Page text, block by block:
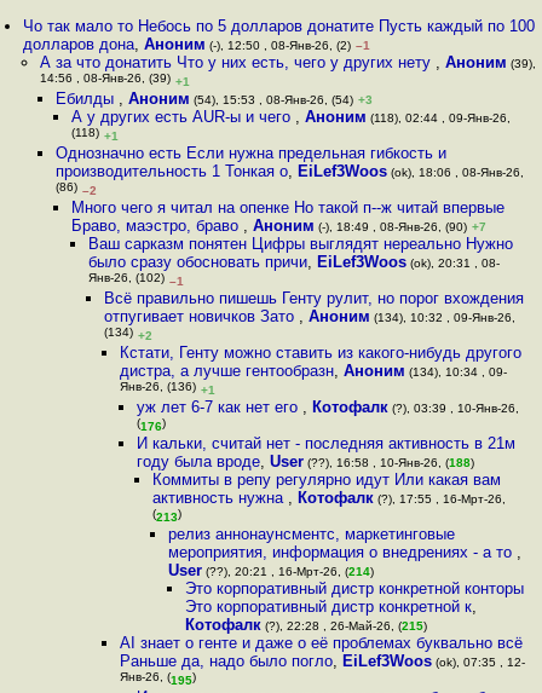
Чо так мало то Небось по 5 долларов донатите Пусть каждый по 100
долларов дона,Аноним (-), 12:50 , 08-Янв-26, (2) –1
А за что донатить Что у них есть, чего у других нету , Аноним (39),
14:56 , 08-Янв-26, (39) +1
Ебилды , Аноним (54), 15:53 , 08-Янв-26, (54) +3
А у других есть AUR-ы и чего ,Аноним (118), 02:44 , 09-Янв-26,
(118) +1
Однозначно есть Если нужна предельная гибкость и
производительность 1 Тонкая о, EiLef3Woos(ok), 18:06 , 08-Янв-26,
(86) –2
Много чего я читал на опенке Но такой п--ж читай впервые
Браво, маэстро, браво ,Аноним (-), 18:49 , 08-Янв-26, (90) +7
Ваш сарказм понятен Цифры выглядят нереально Нужно
было сразу обосновать причи, EiLef3Woos(ok), 20:31 , 08-
Янв-26, (102) –1
Всё правильно пишешь Генту рулит, но порог вхождения
отпугивает новичков Зато , Аноним (134), 10:32 , 09-Янв-26,
(134) +2
Кстати, Генту можно ставить из какого-нибудь другого
дистра, а лучше гентообразн,Аноним (134), 10:34 , 09-
Янв-26, (136) +1
уж лет 6-7 как нет его , Котофалк(?), 03:39 , 10-Янв-26,
(176)
И кальки, считай нет - последняя активность в 21м
году была вроде, User(??), 16:58 , 10-Янв-26, (188)
Коммиты в репу регулярно идут Или какая вам
активность нужна , Котофалк(?), 17:55 , 16-Мрт-26,
(213)
релиз аннонаунсментс, маркетинговые
мероприятия, информация о внедрениях - а то ,
User (??), 20:21 , 16-Мрт-26, (214)
Это корпоративный дистр конкретной конторы
Это корпоративный дистр конкретной к,
Котофалк(?), 22:28 , 26-Май-26, (215)
AI знает о генте и даже о её проблемах буквально всё
Раньше да, надо было погло, EiLef3Woos (ok), 07:35 , 12-
Янв-26, (195)